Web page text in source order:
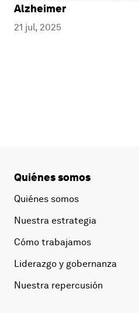
Alzheimer
21 jul, 2025
Quiénes somos
Quiénes somos
Nuestra estrategia
Cómo trabajamos
Liderazgo y gobernanza
Nuestra repercusión